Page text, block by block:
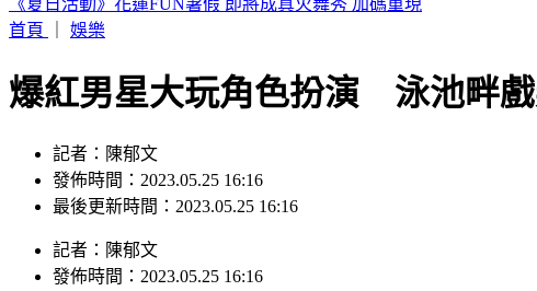
188萬《龍藏經》賣掉了！大戶不甩7折 店員爆「付現買原價」
首頁
娛樂
爆紅男星大玩角色扮演 泳池畔戲
記者：陳郁文
發佈時間：2023.05.25 16:16
最後更新時間：2023.05.25 16:16
記者 ： 陳郁文
發佈時間： 2023.05.25 16:16